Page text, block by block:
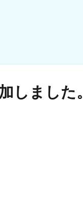
しました。